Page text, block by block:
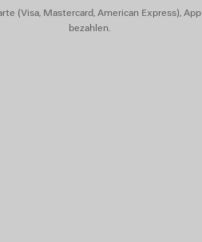
(Visa, Mastercard, American Express),
bezahlen.